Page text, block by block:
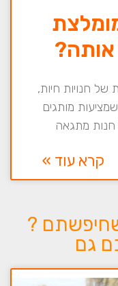
אותה?
חנויות חיות,
מותגים
חנות מתגאה
קרא עוד »
?
גם